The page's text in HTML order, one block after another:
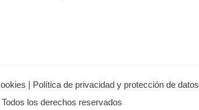
| Política de privacidad y protección de datos
los derechos reservados